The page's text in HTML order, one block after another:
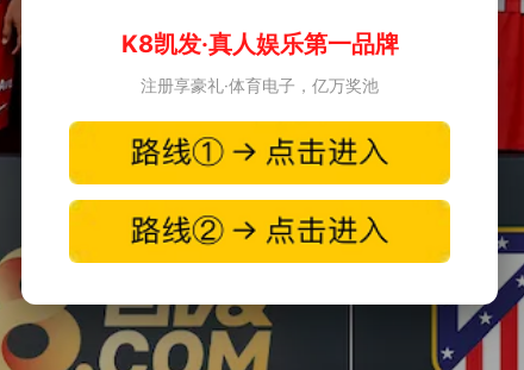
K8凯发·真人娱乐第一品牌
注册享豪礼·体育电子，亿万奖池